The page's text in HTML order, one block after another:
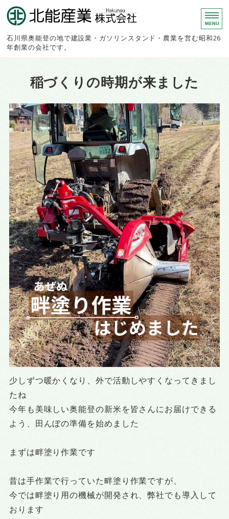
北能産業
石川県奥能登の地で建設業・ガソリンスタンド・農業を営む昭和26
年創業の会社です。
建設事業部
農業生産部
スタンド事業部
会社概要
稲づくりの時期が来ました
少しずつ暖かくなり、外で活動しやすくなってきまし
たね
今年も美味しい奥能登の新米を皆さんにお届けできる
よう、田んぼの準備を始めました
まずは畔塗り作業です
昔は手作業で行っていた畔塗り作業ですが、
今では畔塗り用の機械が開発され、弊社でも導入して
おります